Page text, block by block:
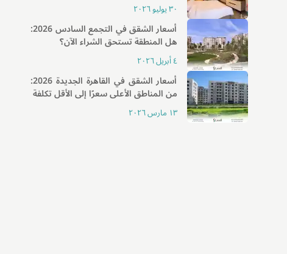
٣٠ يوليو ٢٠٢٦
أسعار الشقق في التجمع السادس 2026:
هل المنطقة تستحق الشراء الآن؟
٤ أبريل ٢٠٢٦
أسعار الشقق في القاهرة الجديدة 2026:
من المناطق الأعلى سعرًا إلى الأقل تكلفة
١٣ مارس ٢٠٢٦